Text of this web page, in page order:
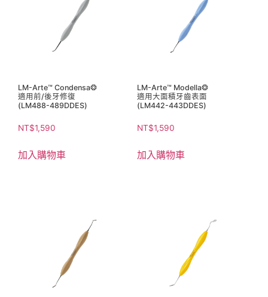
LM-Arte™ Condensa❂
適用前/後牙修復
(LM488-489DDES)
NT$1,590
加入購物車
LM-Arte™ Modella❂
適用大面積牙齒表面
(LM442-443DDES)
NT$1,590
加入購物車